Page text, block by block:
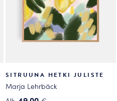
sivulla.
SITRUUNA HETKI JULISTE
Marja Lehrbäck